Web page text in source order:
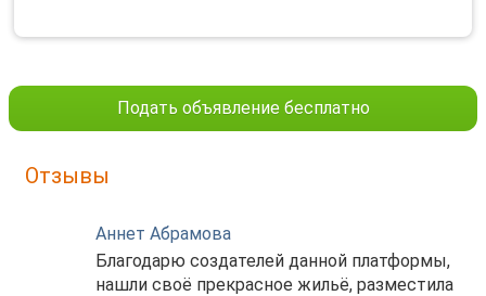
Подать объявление бесплатно
Отзывы
Аннет Абрамова
Благодарю создателей данной платформы,
нашли своё прекрасное жильё, разместила